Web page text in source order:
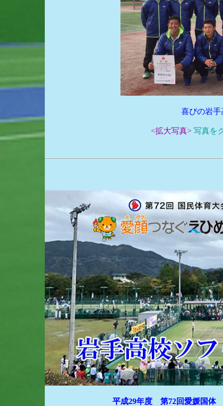
喜びの岩
<拡大写真> 写真を
平成29年度 第72回愛媛国体